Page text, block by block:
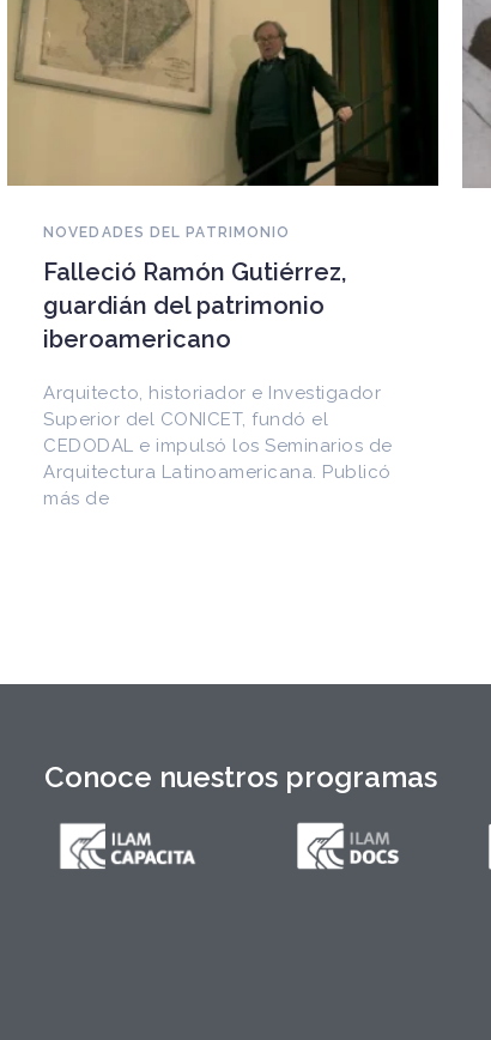
NOVEDADES DEL PATRIMONIO
EEUU devuelve a Cuba
documentos históricos
sustraídos del Archivo
en internet
Entre los materiales recuperados
figuran la Constitución de la Yaya de
Conoce nuestros programas